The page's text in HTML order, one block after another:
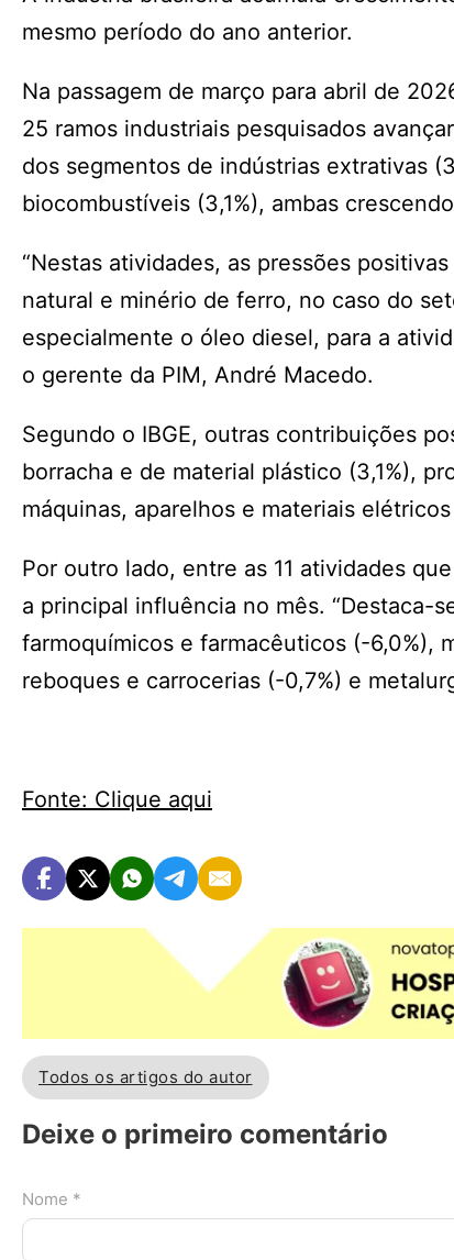
mesmo período do ano anterior.
Na passagem de março para abril de
25 ramos industriais pesquisados
dos segmentos de indústrias extrativas
biocombustíveis (3,1%), ambas
“Nestas atividades, as pressões
natural e minério de ferro, no caso do
especialmente o óleo diesel, para a
o gerente da PIM, André Macedo.
Segundo o IBGE, outras contribuições
borracha e de material plástico (3,1%),
máquinas, aparelhos e materiais elétricos
Por outro lado, entre as 11 atividades
a principal influência no mês. “Destaca-
farmoquímicos e farmacêuticos (-6,0%),
reboques e carrocerias (-0,7%) e
Fonte: Clique aqui
Todos os artigos do autor
Deixe o primeiro comentário
Nome *